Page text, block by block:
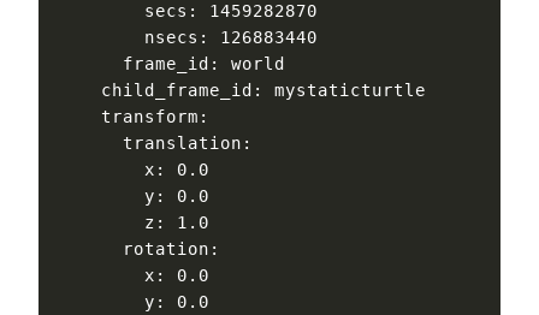
        secs: 1459282870
        nsecs: 126883440
      frame_id: world
    child_frame_id: mystaticturtle
    transform:
      translation:
        x: 0.0
        y: 0.0
        z: 1.0
      rotation:
        x: 0.0
        y: 0.0